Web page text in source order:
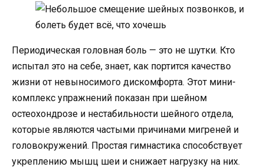
Периодическая головная боль — это не шутки. Кто
испытал это на себе, знает, как портится качество
жизни от невыносимого дискомфорта. Этот мини-
комплекс упражнений показан при шейном
остеохондрозе и нестабильности шейного отдела,
которые являются частыми причинами мигреней и
головокружений. Простая гимнастика способствует
укреплению мышц шеи и снижает нагрузку на них.